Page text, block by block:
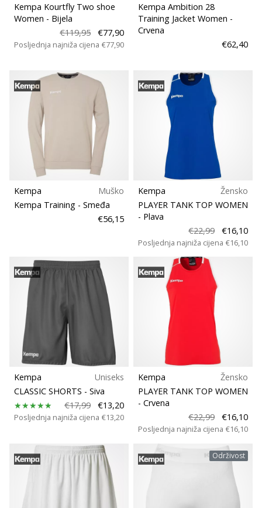
Kempa Kourtfly Two shoe
Women - Bijela
€119,95
€77,90
Posljednja najniža cijena €77,90
Kempa Ambition 28
Training Jacket Women -
Crvena
€62,40
Kempa
Muško
Kempa Training - Smeđa
€56,15
Kempa
Žensko
PLAYER TANK TOP WOMEN
- Plava
€22,99
€16,10
Posljednja najniža cijena €16,10
Kempa
Uniseks
CLASSIC SHORTS - Siva
€17,99
€13,20
Posljednja najniža cijena €13,20
Kempa
Žensko
PLAYER TANK TOP WOMEN
- Crvena
€22,99
€16,10
Posljednja najniža cijena €16,10
Održivost